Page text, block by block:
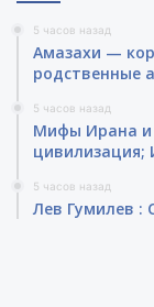
5 часов назад
Амазахи —
родственные
5 часов назад
Мифы Ирана и
цивилизация;
5 часов назад
Лев Гумилев :